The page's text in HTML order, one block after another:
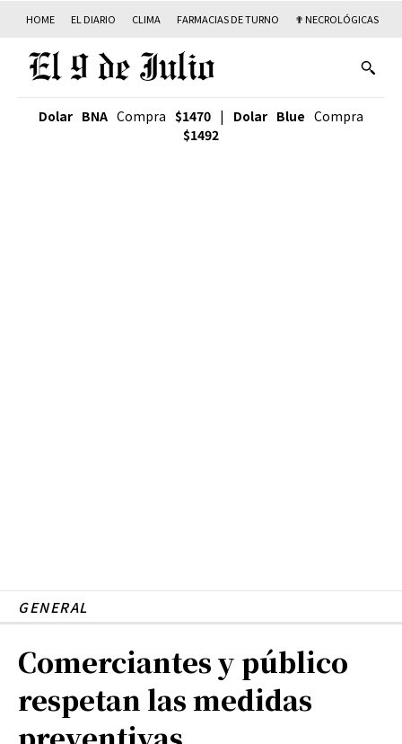
HOME EL DIARIO CLIMA FARMACIAS DE TURNO ✟ NECROLÓGICAS
Dolar BNA Compra $1470 | Dolar Blue Compra
$1492
GENERAL
Comerciantes y público
respetan las medidas